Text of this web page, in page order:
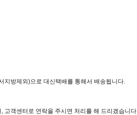
방제외)으로 대신택배를 통해서 배송됩니다.
객센터로 연락을 주시면 처리를 해 드리겠습니다.